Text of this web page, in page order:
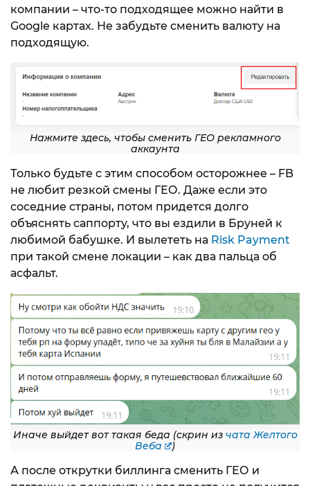
компании – что-то подходящее можно найти в
Google картах. Не забудьте сменить валюту на
подходящую.
Нажмите здесь, чтобы сменить ГЕО рекламного
аккаунта
Только будьте с этим способом осторожнее – FB
не любит резкой смены ГЕО. Даже если это
соседние страны, потом придется долго
объяснять саппорту, что вы ездили в Бруней к
любимой бабушке. И вылететь на Risk Payment
при такой смене локации – как два пальца об
асфальт.
Иначе выйдет вот такая беда (скрин из чата Желтого
Веба
)
А после открутки биллинга сменить ГЕО и